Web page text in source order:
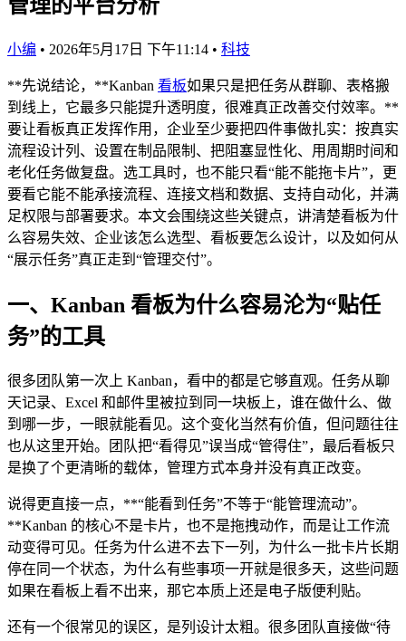
管理的平台分析
小编 • 2026年5月17日 下午11:14 • 科技
**先说结论，**Kanban 看板如果只是把任务从群聊、表格搬
到线上，它最多只能提升透明度，很难真正改善交付效率。**
要让看板真正发挥作用，企业至少要把四件事做扎实：按真实
流程设计列、设置在制品限制、把阻塞显性化、用周期时间和
老化任务做复盘。选工具时，也不能只看“能不能拖卡片”，更
要看它能不能承接流程、连接文档和数据、支持自动化，并满
足权限与部署要求。本文会围绕这些关键点，讲清楚看板为什
么容易失效、企业该怎么选型、看板要怎么设计，以及如何从
“展示任务”真正走到“管理交付”。
一、Kanban 看板为什么容易沦为“贴任
务”的工具
很多团队第一次上 Kanban，看中的都是它够直观。任务从聊
天记录、Excel 和邮件里被拉到同一块板上，谁在做什么、做
到哪一步，一眼就能看见。这个变化当然有价值，但问题往往
也从这里开始。团队把“看得见”误当成“管得住”，最后看板只
是换了个更清晰的载体，管理方式本身并没有真正改变。
说得更直接一点，**“能看到任务”不等于“能管理流动”。
**Kanban 的核心不是卡片，也不是拖拽动作，而是让工作流
动变得可见。任务为什么进不去下一列，为什么一批卡片长期
停在同一个状态，为什么有些事项一开就是很多天，这些问题
如果在看板上看不出来，那它本质上还是电子版便利贴。
还有一个很常见的误区，是列设计太粗。很多团队直接做“待